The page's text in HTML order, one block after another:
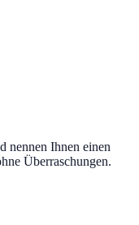
nennen Ihnen einen
Überraschungen.